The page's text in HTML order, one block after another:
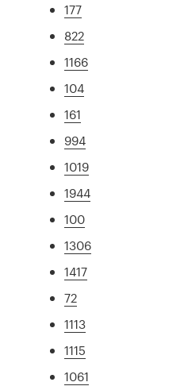
177
822
1166
104
161
994
1019
1944
100
1306
1417
72
1113
1115
1061